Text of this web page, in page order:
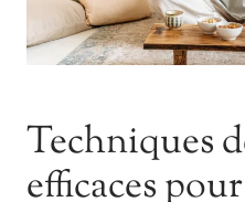
Techniques
efficaces